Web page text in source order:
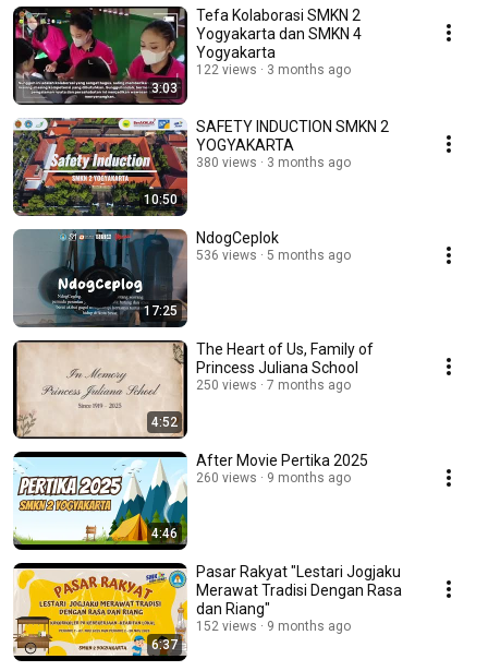
3:03
Tefa Kolaborasi SMKN 2
Yogyakarta dan SMKN 4
Yogyakarta
122 views 3 months ago
10:50
SAFETY INDUCTION SMKN 2
YOGYAKARTA
380 views 3 months ago
17:25
NdogCeplok
536 views 5 months ago
4:52
The Heart of Us, Family of
Princess Juliana School
250 views 7 months ago
4:46
After Movie Pertika 2025
260 views 9 months ago
6:37
Pasar Rakyat "Lestari Jogjaku
Merawat Tradisi Dengan Rasa
dan Riang"
152 views 9 months ago